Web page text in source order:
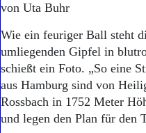
Berlin-
Danzig
von Uta Buhr
Wie ein feuriger Ball steht
umliegenden Gipfel in
schießt ein Foto. „So eine
aus Hamburg sind von
Rossbach in 1752 Meter
und legen den Plan für den